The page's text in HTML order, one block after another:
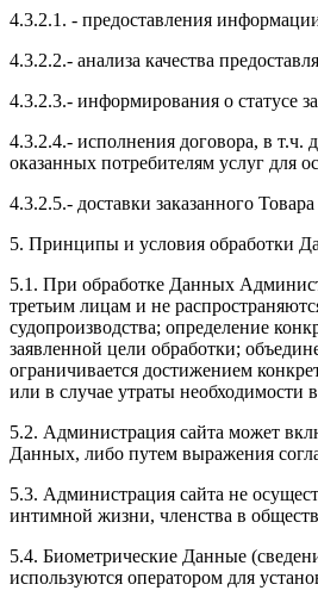
4.3.2.1. - предоставления
4.3.2.2.- анализа качества
4.3.2.3.- информирования о статусе
4.3.2.4.- исполнения договора, в т.ч.
оказанных потребителям услуг для
4.3.2.5.- доставки заказанного
5. Принципы и условия обработки
5.1. При обработке Данных
третьим лицам и не
судопроизводства; определение
заявленной цели обработки;
ограничивается достижением
или в случае утраты необходимости
5.2. Администрация сайта может
Данных, либо путем выражения
5.3. Администрация сайта не
интимной жизни, членства в
5.4. Биометрические Данные
используются оператором для